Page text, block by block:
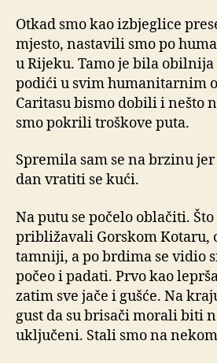
Otkad smo kao izbjeglice
mjesto, nastavili smo po
u Rijeku. Tamo je bila obilnija
podići u svim humanitarnim
Caritasu bismo dobili i nešto
smo pokrili troškove puta.
Spremila sam se na brzinu
dan vratiti se kući.
Na putu se počelo oblačiti. Što
približavali Gorskom Kotaru,
tamniji, a po brdima se vidio
počeo i padati. Prvo kao
zatim sve jače i gušće. Na
gust da su brisači morali biti
uključeni. Stali smo na